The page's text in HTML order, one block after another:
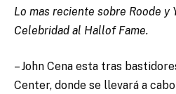
Lo mas reciente sobre Roode y
Celebridad al Hallof Fame.
– John Cena esta tras
Center, donde se llevará a